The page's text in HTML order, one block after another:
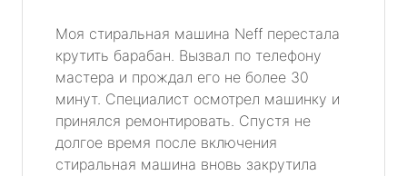
Моя стиральная машина Neff перестала
крутить барабан. Вызвал по телефону
мастера и прождал его не более 30
минут. Специалист осмотрел машинку и
принялся ремонтировать. Спустя не
долгое время после включения
стиральная машина вновь закрутила